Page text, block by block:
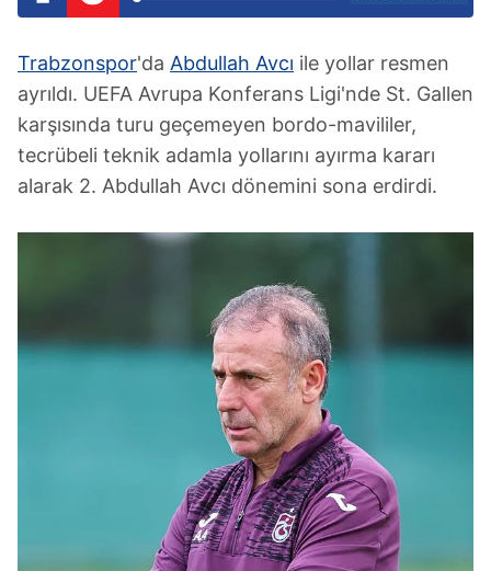
Trabzonspor'da Abdullah Avcı ile yollar resmen
ayrıldı. UEFA Avrupa Konferans Ligi'nde St. Gallen
karşısında turu geçemeyen bordo-mavililer,
tecrübeli teknik adamla yollarını ayırma kararı
alarak 2. Abdullah Avcı dönemini sona erdirdi.